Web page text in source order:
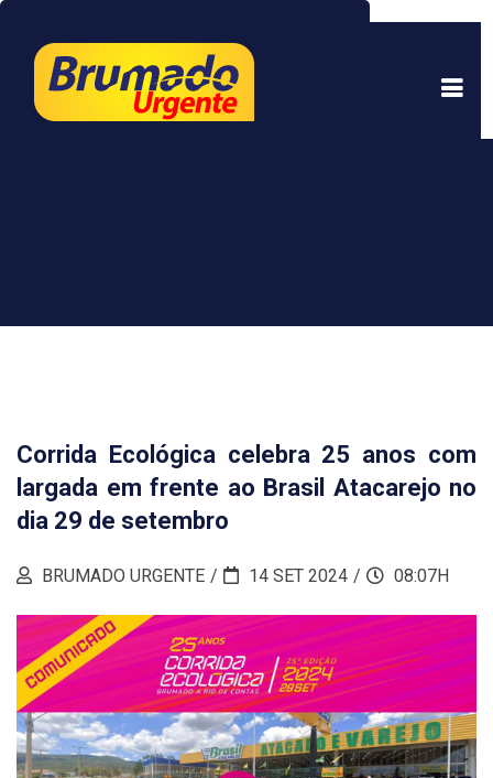
experiência. Ao continuar a navegar, você está
de acordo com isso.Saber mais.
Corrida Ecológica celebra 25 anos com
largada em frente ao Brasil Atacarejo no
dia 29 de setembro
BRUMADO URGENTE 14 SET 2024 08:07H